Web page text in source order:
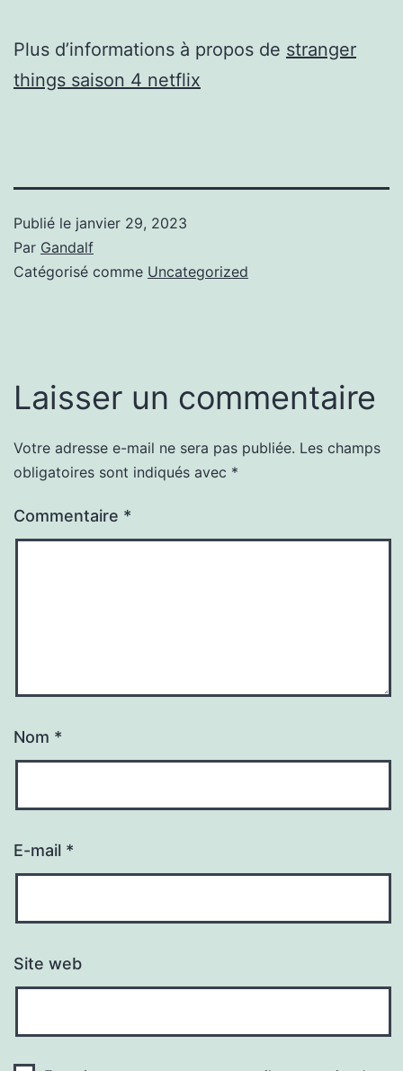
Plus d’informations à propos de stranger
things saison 4 netflix
Publié le janvier 29, 2023
Par Gandalf
Catégorisé comme Uncategorized
Laisser un commentaire
Votre adresse e-mail ne sera pas publiée. Les champs
obligatoires sont indiqués avec *
Commentaire *
Nom *
E-mail *
Site web